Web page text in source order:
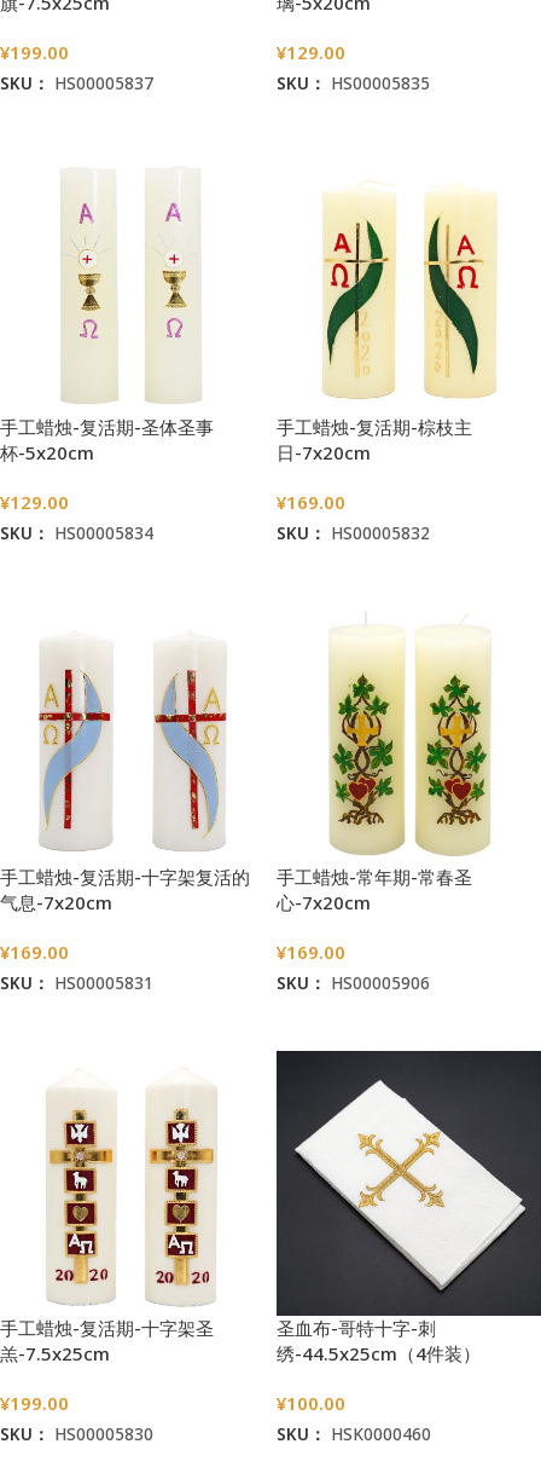
¥199.00
SKU： HS00005837
¥129.00
SKU： HS00005835
手工蜡烛-复活期-圣体圣事
杯-5x20cm
¥129.00
SKU： HS00005834
手工蜡烛-复活期-棕枝主
日-7x20cm
¥169.00
SKU： HS00005832
手工蜡烛-复活期-十字架复活的
气息-7x20cm
¥169.00
SKU： HS00005831
手工蜡烛-常年期-常春圣
心-7x20cm
¥169.00
SKU： HS00005906
手工蜡烛-复活期-十字架圣
羔-7.5x25cm
¥199.00
SKU： HS00005830
圣血布-哥特十字-刺
绣-44.5x25cm（4件装）
¥100.00
SKU： HSK0000460